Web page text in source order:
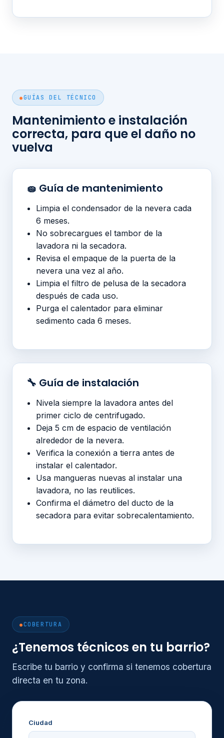
GUÍAS DEL TÉCNICO
Mantenimiento e instalación
correcta, para que el daño no
vuelva
🧽 Guía de mantenimiento
Limpia el condensador de la nevera cada
6 meses.
No sobrecargues el tambor de la
lavadora ni la secadora.
Revisa el empaque de la puerta de la
nevera una vez al año.
Limpia el filtro de pelusa de la secadora
después de cada uso.
Purga el calentador para eliminar
sedimento cada 6 meses.
🔧 Guía de instalación
Nivela siempre la lavadora antes del
primer ciclo de centrifugado.
Deja 5 cm de espacio de ventilación
alrededor de la nevera.
Verifica la conexión a tierra antes de
instalar el calentador.
Usa mangueras nuevas al instalar una
lavadora, no las reutilices.
Confirma el diámetro del ducto de la
secadora para evitar sobrecalentamiento.
COBERTURA
¿Tenemos técnicos en tu barrio?
Escribe tu barrio y confirma si tenemos cobertura
directa en tu zona.
Ciudad